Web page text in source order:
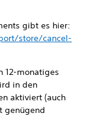
gibt es hier:
store/cancel-
12-monatiges
in den
aktiviert (auch
genügend